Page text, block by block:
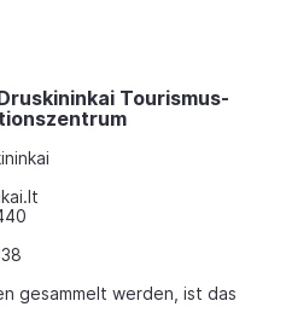
Tourismus-
gesammelt werden, ist das